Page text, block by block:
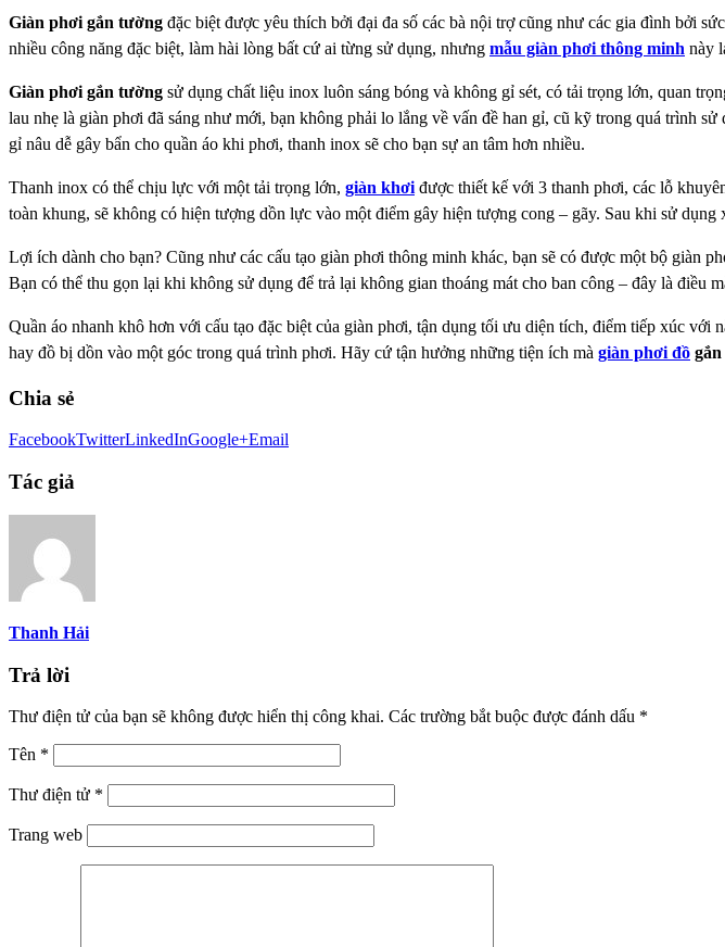
Giàn phơi gắn tường đặc biệt được yêu thích bởi đại đa số các bà nội trợ cũng như các gia đình bởi sức
nhiều công năng đặc biệt, làm hài lòng bất cứ ai từng sử dụng, nhưng mẫu giàn phơi thông minh này
Giàn phơi gắn tường sử dụng chất liệu inox luôn sáng bóng và không gỉ sét, có tải trọng lớn, quan
lau nhẹ là giàn phơi đã sáng như mới, bạn không phải lo lắng về vấn đề han gỉ, cũ kỹ trong quá trình sử
gỉ nâu dễ gây bẩn cho quần áo khi phơi, thanh inox sẽ cho bạn sự an tâm hơn nhiều.
Thanh inox có thể chịu lực với một tải trọng lớn, giàn khơi được thiết kế với 3 thanh phơi, các lỗ
toàn khung, sẽ không có hiện tượng dồn lực vào một điểm gây hiện tượng cong – gãy. Sau khi sử dụng
Lợi ích dành cho bạn? Cũng như các cấu tạo giàn phơi thông minh khác, bạn sẽ có được một bộ giàn
Bạn có thể thu gọn lại khi không sử dụng để trả lại không gian thoáng mát cho ban công – đây là điều
Quần áo nhanh khô hơn với cấu tạo đặc biệt của giàn phơi, tận dụng tối ưu diện tích, điểm tiếp xúc với
hay đồ bị dồn vào một góc trong quá trình phơi. Hãy cứ tận hưởng những tiện ích mà giàn phơi đồ
Chia sẻ
FacebookTwitterLinkedInGoogle+Email
Tác giả
Thanh Hải
Trả lời
Thư điện tử của bạn sẽ không được hiển thị công khai. Các trường bắt buộc được đánh dấu *
Tên *
Thư điện tử *
Trang web